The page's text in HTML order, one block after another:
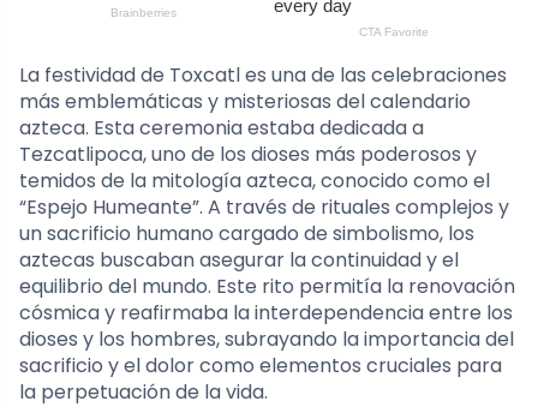
La festividad de Toxcatl es una de las celebraciones
más emblemáticas y misteriosas del calendario
azteca. Esta ceremonia estaba dedicada a
Tezcatlipoca, uno de los dioses más poderosos y
temidos de la mitología azteca, conocido como el
“Espejo Humeante”. A través de rituales complejos y
un sacrificio humano cargado de simbolismo, los
aztecas buscaban asegurar la continuidad y el
equilibrio del mundo. Este rito permitía la renovación
cósmica y reafirmaba la interdependencia entre los
dioses y los hombres, subrayando la importancia del
sacrificio y el dolor como elementos cruciales para
la perpetuación de la vida.